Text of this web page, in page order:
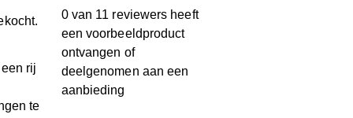
rij
te
0 van 11 reviewers heeft
een voorbeeldproduct
ontvangen of
deelgenomen aan een
aanbieding